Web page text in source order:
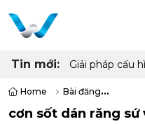
Tin mới:
Giải pháp cấu
5700G, 5700X
Home
Bài đăng
cơn sốt dán răng sứ veneer
cơn sốt dán răng sứ